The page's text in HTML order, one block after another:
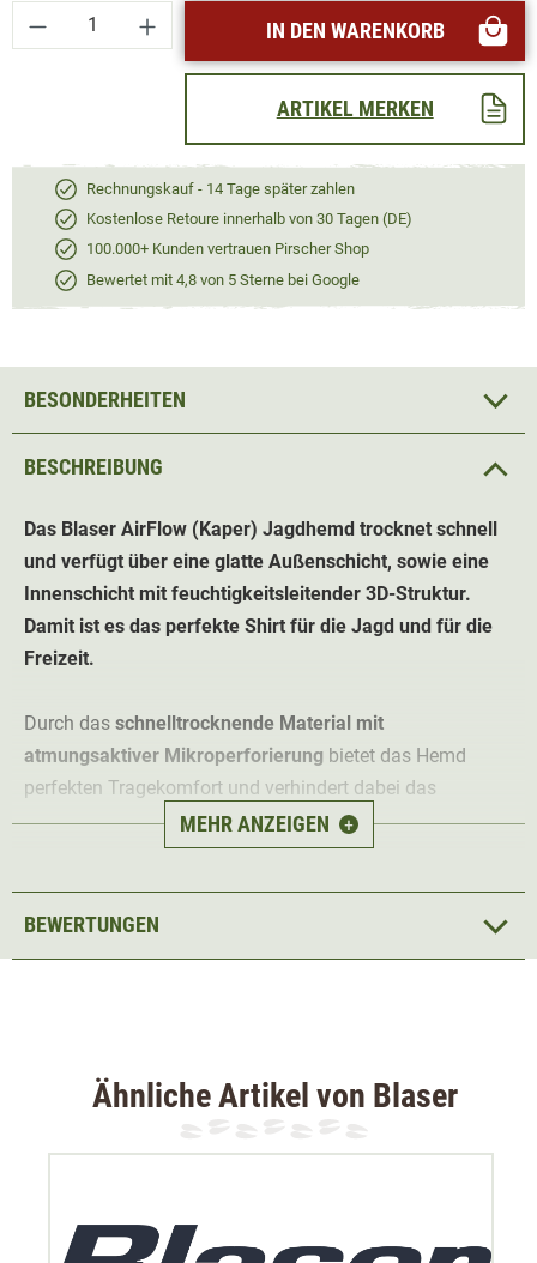
Produkt Anzahl: Gib den gewünschten
IN DEN WARENKORB
ARTIKEL MERKEN
Rechnungskauf - 14 Tage später zahlen
Kostenlose Retoure innerhalb von 30 Tagen (DE)
100.000+ Kunden vertrauen Pirscher Shop
Bewertet mit 4,8 von 5 Sterne bei Google
BESCHREIBUNG
Das Blaser AirFlow (Kaper) Jagdhemd trocknet schnell
und verfügt über eine glatte Außenschicht, sowie eine
Innenschicht mit feuchtigkeitsleitender 3D-Struktur.
Damit ist es das perfekte Shirt für die Jagd und für die
Freizeit.
Durch das schnelltrocknende Material mit
atmungsaktiver Mikroperforierung bietet das Hemd
perfekten Tragekomfort und verhindert dabei das
Auskühlen des Körpers. Das Hemd hat eine schlichte und
zeitlose Farbgebung in Beige. Damit macht es nicht nur
Material: 100% Polyester
MEHR ANZEIGEN +
BESONDERHEITEN
BEWERTUNGEN
Ähnliche Artikel von Blaser